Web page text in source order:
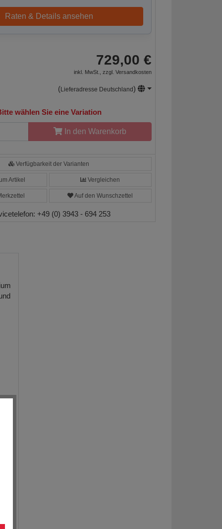
Raten & Details ansehen
729,00 €
inkl. MwSt., zzgl. Versandkosten
(Lieferadresse Deutschland)
wählen Sie eine Variation
In den Warenkorb
Verfügbarkeit der Varianten
Artikel Vergleichen
Auf den Wunschzettel
+49 (0) 3943 - 694 253